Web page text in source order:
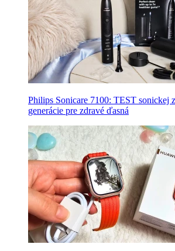
Philips Sonicare 7100: TEST sonickej
generácie pre zdravé ďasná